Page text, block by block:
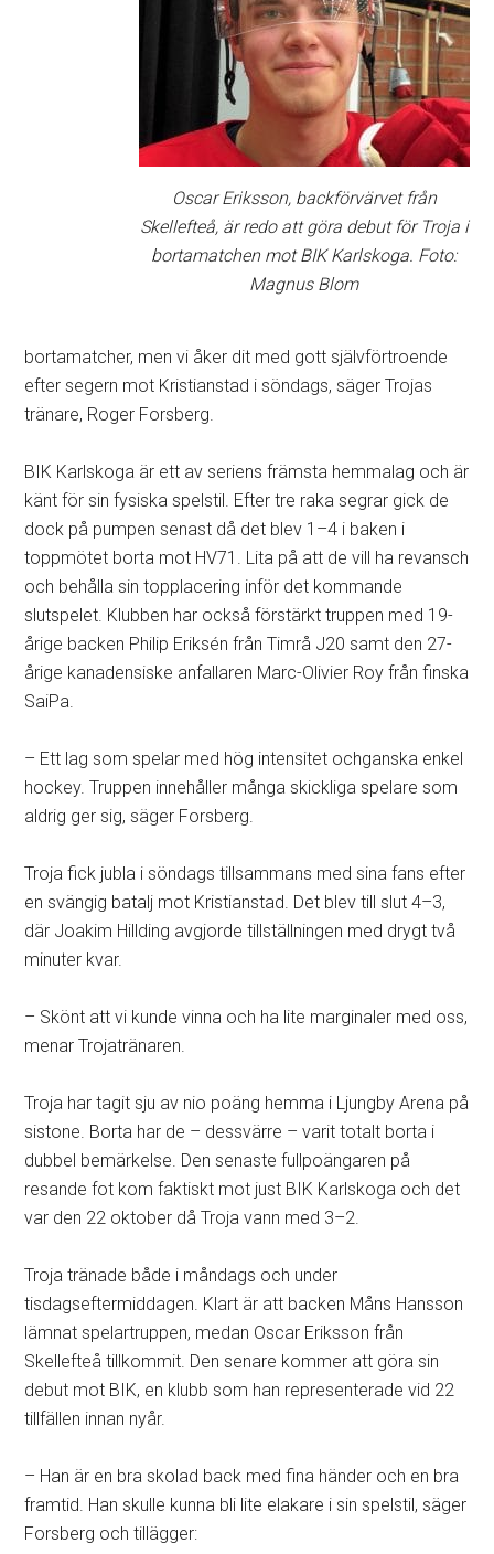
Oscar Eriksson, backförvärvet från
Skellefteå, är redo att göra debut för Troja i
bortamatchen mot BIK Karlskoga. Foto:
Magnus Blom
bortamatcher, men vi åker dit med gott självförtroende
efter segern mot Kristianstad i söndags, säger Trojas
tränare, Roger Forsberg.
BIK Karlskoga är ett av seriens främsta hemmalag och är
känt för sin fysiska spelstil. Efter tre raka segrar gick de
dock på pumpen senast då det blev 1–4 i baken i
toppmötet borta mot HV71. Lita på att de vill ha revansch
och behålla sin topplacering inför det kommande
slutspelet. Klubben har också förstärkt truppen med 19-
årige backen Philip Eriksén från Timrå J20 samt den 27-
årige kanadensiske anfallaren Marc-Olivier Roy från finska
SaiPa.
– Ett lag som spelar med hög intensitet ochganska enkel
hockey. Truppen innehåller många skickliga spelare som
aldrig ger sig, säger Forsberg.
Troja fick jubla i söndags tillsammans med sina fans efter
en svängig batalj mot Kristianstad. Det blev till slut 4–3,
där Joakim Hillding avgjorde tillställningen med drygt två
minuter kvar.
– Skönt att vi kunde vinna och ha lite marginaler med oss,
menar Trojatränaren.
Troja har tagit sju av nio poäng hemma i Ljungby Arena på
sistone. Borta har de – dessvärre – varit totalt borta i
dubbel bemärkelse. Den senaste fullpoängaren på
resande fot kom faktiskt mot just BIK Karlskoga och det
var den 22 oktober då Troja vann med 3–2.
Troja tränade både i måndags och under
tisdagseftermiddagen. Klart är att backen Måns Hansson
lämnat spelartruppen, medan Oscar Eriksson från
Skellefteå tillkommit. Den senare kommer att göra sin
debut mot BIK, en klubb som han representerade vid 22
tillfällen innan nyår.
– Han är en bra skolad back med fina händer och en bra
framtid. Han skulle kunna bli lite elakare i sin spelstil, säger
Forsberg och tillägger: